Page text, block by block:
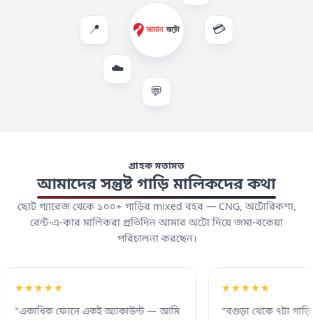
💳
💬
📍
☁️
গ্রাহক মতামত
আমাদের সন্তুষ্ট গাড়ি মালিকদের কথা
ছোট গ্যারেজ থেকে ১০০+ গাড়ির mixed বহর — CNG, অটোরিকশা,
রেন্ট-এ-কার মালিকরা প্রতিদিন আমার অটো দিয়ে জমা-বকেয়া
পরিচালনা করছেন।
আমি
★★★★★
"একাধিক ফোনে একই অ্যাকাউন্ট — আমি
"বগুড়া